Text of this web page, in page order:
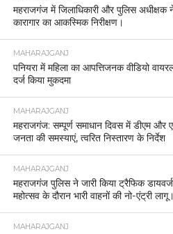
महराजगंज में जिलाधिकारी और पुलिस अधीक्षक
कारागार का आकस्मिक निरीक्षण।
MAHARAJGANJ
पनियरा में महिला का आपत्तिजनक वीडियो
दर्ज किया मुकदमा
MAHARAJGANJ
महराजगंज: सम्पूर्ण समाधान दिवस में डीएम और
जनता की समस्याएं, त्वरित निस्तारण के निर्देश
MAHARAJGANJ
महराजगंज पुलिस ने जारी किया ट्रैफिक
महोत्सव के दौरान भारी वाहनों की नो-एंट्री लागू।
MAHARAJGANJ